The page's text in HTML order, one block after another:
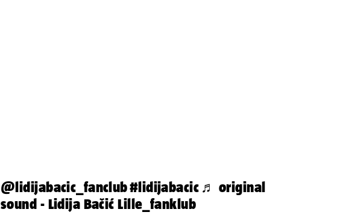
@lidijabacic_fanclub#lidijabacic ♬ original
sound - Lidija Bačić Lille_fanklub